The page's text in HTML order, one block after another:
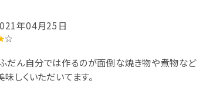
年04月25日
☆
だん自分では作るのが面倒な焼き物や煮物など
しくいただいてます。